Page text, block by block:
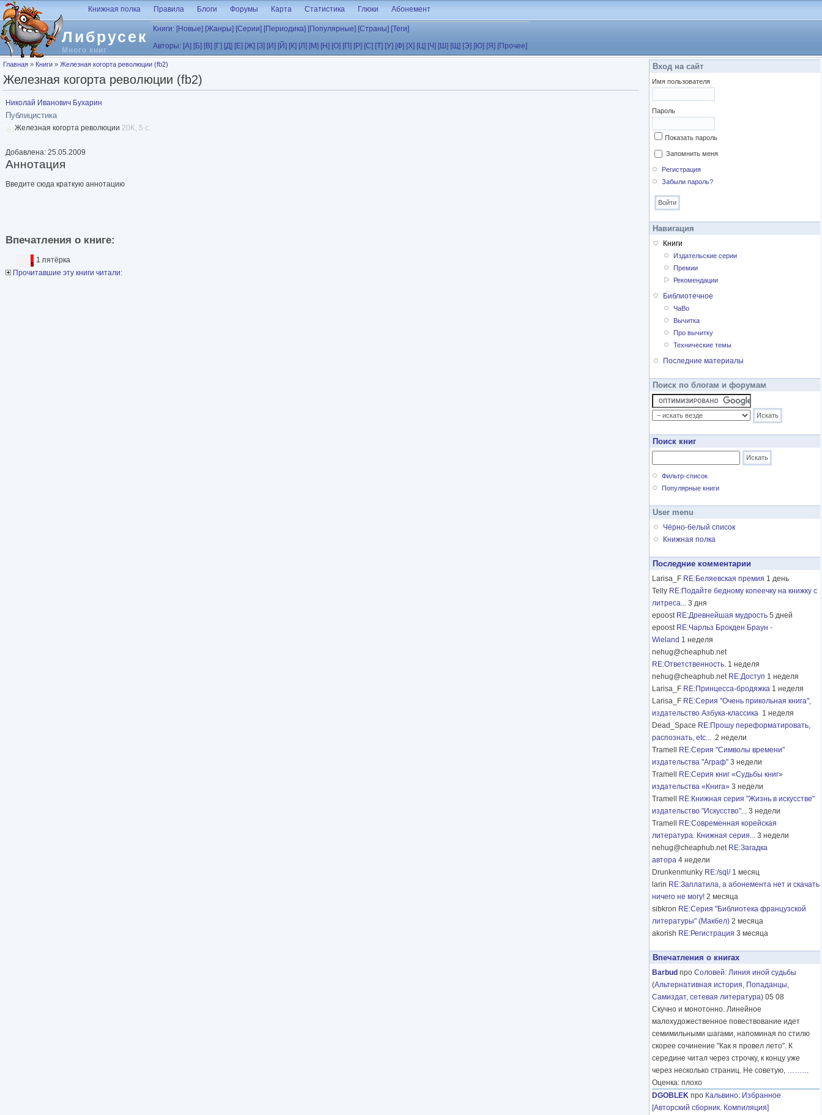
Перейти к основному содержанию
Либрусек
Много книг
Книжная полка Правила Блоги Форумы Карта Статистика Глюки Абонемент
Книги: [Новые] [Жанры] [Серии] [Периодика] [Популярные] [Страны] [Теги]
Авторы: [А] [Б] [В] [Г] [Д] [Е] [Ж] [З] [И] [Й] [К] [Л] [М] [Н] [О] [П] [Р] [С] [Т] [У] [Ф] [Х] [Ц] [Ч] [Ш] [Щ] [Э] [Ю] [Я] [Прочее]
Вы здесь
Главная » Книги » Железная когорта революции (fb2)
Железная когорта революции (fb2)
Николай Иванович Бухарин
Публицистика
Железная когорта революции 20K, 5 с.
Добавлена: 25.05.2009
Аннотация
Введите сюда краткую аннотацию
Впечатления о книге:
1 пятёрка
Прочитавшие эту книги читали:
Вход на сайт
Имя пользователя
Пароль
Показать пароль
Запомнить меня
Регистрация
Забыли пароль?
Навигация
Книги
Издательские серии
Премии
Рекомендации
Библиотечное
ЧаВо
Вычитка
Про вычитку
Технические темы
Последние материалы
Поиск по блогам и форумам
Поиск книг
Фильтр-список
Популярные книги
User menu
Чёрно-белый список
Книжная полка
Последние комментарии
Larisa_F RE:Беляевская премия 1 день
Telly RE:Подайте бедному копеечку на книжку с
литреса... 3 дня
epoost RE:Древнейшая мудрость 5 дней
epoost RE:Чарльз Брокден Браун -
Wieland 1 неделя
nehug@cheaphub.net
RE:Ответственность. 1 неделя
nehug@cheaphub.net RE:Доступ 1 неделя
Larisa_F RE:Принцесса-бродяжка 1 неделя
Larisa_F RE:Серия "Очень прикольная книга",
издательство Азбука-классика 1 неделя
Dead_Space RE:Прошу переформатировать,
распознать, etc... 2 недели
Tramell
RE:Серия "Символы времени"
издательства "Аграф" 3 недели
Tramell
RE:Серия книг «Судьбы книг»
издательства «Книга» 3 недели
Tramell
RE:Книжная серия "Жизнь в искусстве"
издательство "Искусство"... 3 недели
Tramell
RE:Современная корейская
литература. Книжная серия... 3 недели
nehug@cheaphub.net RE:Загадка
автора 4 недели
Drunkenmunky RE:/sql/ 1 месяц
larin RE:Заплатила, а абонемента нет и скачать
ничего не могу! 2 месяца
sibkron RE:Серия "Библиотека французской
литературы" (Макбел) 2 месяца
akorish RE:Регистрация 3 месяца
Впечатления о книгах
Barbud про Соловей: Линия иной судьбы
(Альтернативная история, Попаданцы,
Самиздат, сетевая литература) 05 08
Скучно и монотонно. Линейное
малохудожественное повествование идет
семимильными шагами, напоминая по стилю
скорее сочинение "Как я провел лето". К
середине читал через строчку, к концу уже
через несколько страниц. Не советую, ………
Оценка: плохо
DGOBLEK про Кальвино: Избранное
[Авторский сборник. Компиляция]